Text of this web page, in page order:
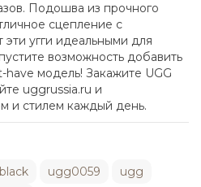
Подошва из прочного
сцепление с
эти угги идеальными для
возможность добавить
модель! Закажите UGG
uggrussia.ru и
и стилем каждый день.
ugg0059
ugg